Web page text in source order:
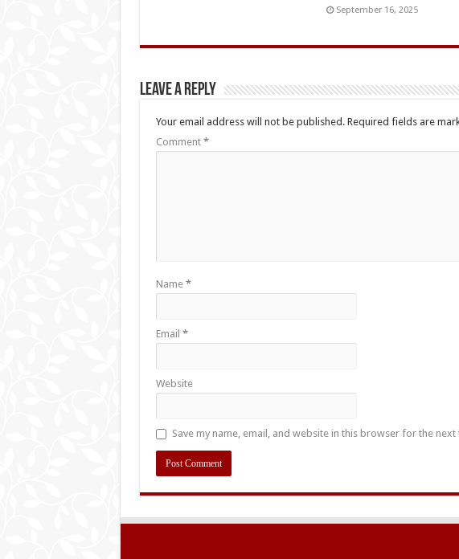
September 16, 2025
Leave a Reply
Your email address will not be published. Required fields are
Comment *
Name *
Email *
Website
Save my name, email, and website in this browser for the